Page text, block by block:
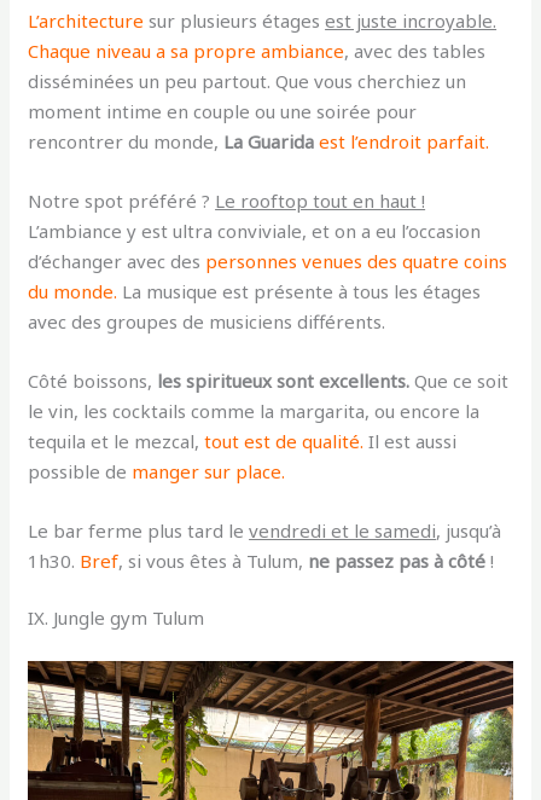
L’architecture sur plusieurs étagesest juste incroyable.
Chaque niveau a sa propre ambiance, avec des tables
disséminées un peu partout. Que vous cherchiez un
moment intime en couple ou une soirée pour
rencontrer du monde, La Guarida est l’endroit parfait.
Notre spot préféré ? Le rooftop tout en haut !
L’ambiance y est ultra conviviale, et on a eu l’occasion
d’échanger avec des personnes venues des quatre coins
du monde. La musique est présente à tous les étages
avec des groupes de musiciens différents.
Côté boissons, les spiritueux sont excellents. Que ce soit
le vin, les cocktails comme la margarita, ou encore la
tequila et le mezcal,tout est de qualité. Il est aussi
possible de manger sur place.
Le bar ferme plus tard levendredi et le samedi, jusqu’à
1h30. Bref, si vous êtes à Tulum, ne passez pas à côté !
IX. Jungle gym Tulum